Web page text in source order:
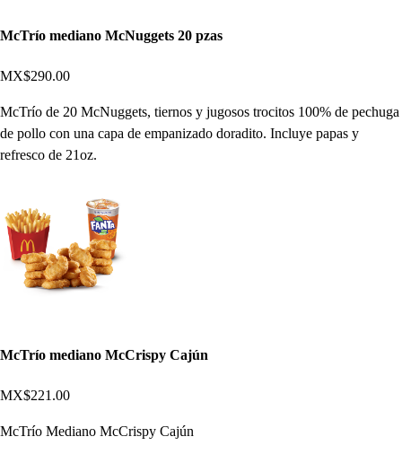
McTrío mediano McNuggets 20 pzas
MX$290.00
McTrío de 20 McNuggets, tiernos y jugosos trocitos 100% de pechuga
de pollo con una capa de empanizado doradito. Incluye papas y
refresco de 21oz.
McTrío mediano McCrispy Cajún
MX$221.00
McTrío Mediano McCrispy Cajún